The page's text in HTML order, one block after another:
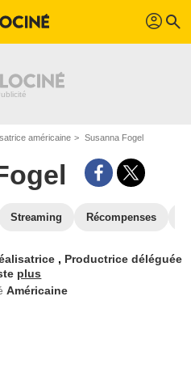
profil search
américaine Susanna Fogel
Streaming Récompenses
, Productrice déléguée
plus
Américaine